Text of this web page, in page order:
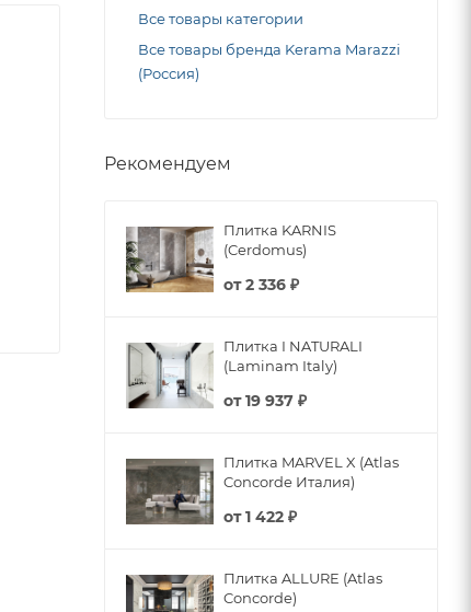
Все товары категории
Все товары бренда Kerama Marazzi
(Россия)
Рекомендуем
Плитка KARNIS
(Cerdomus)
от2 336 ₽
Плитка I NATURALI
(Laminam Italy)
от19 937 ₽
Плитка MARVEL X (Atlas
Concorde Италия)
от1 422 ₽
Плитка ALLURE (Atlas
Concorde)